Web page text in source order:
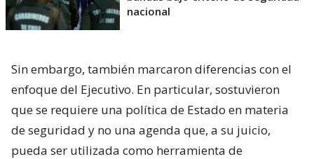
nacional
Sin embargo, también marcaron diferencias con el
enfoque del Ejecutivo. En particular, sostuvieron
que se requiere una política de Estado en materia
de seguridad y no una agenda que, a su juicio,
pueda ser utilizada como herramienta de